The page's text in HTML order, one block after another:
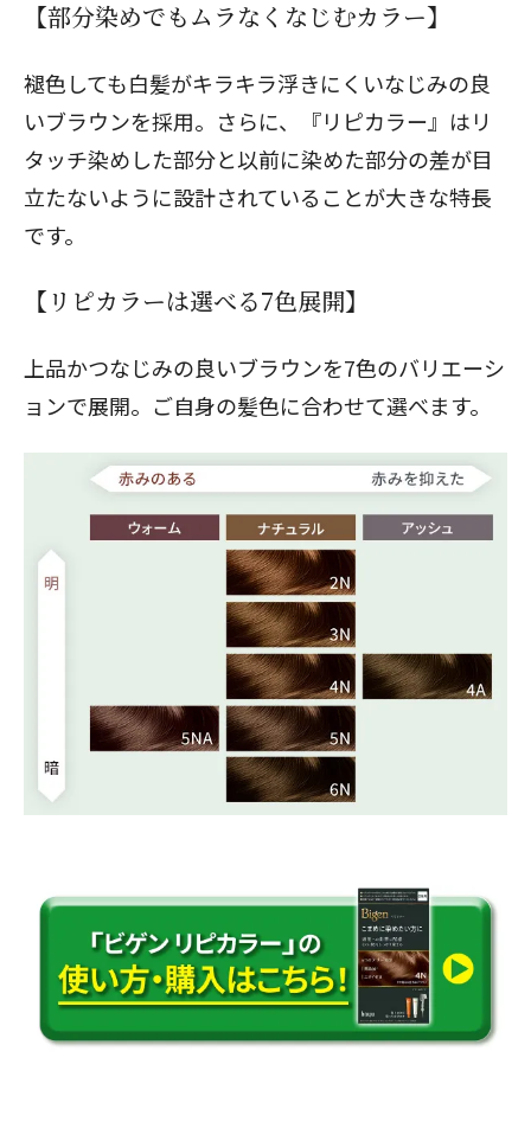
【部分染めでもムラなくなじむカラー】
褪色しても白髪がキラキラ浮きにくいなじみの良
いブラウンを採用。さらに、『リピカラー』はリ
タッチ染めした部分と以前に染めた部分の差が目
立たないように設計されていることが大きな特長
です。
【リピカラーは選べる7色展開】
上品かつなじみの良いブラウンを7色のバリエーシ
ョンで展開。ご自身の髪色に合わせて選べます。